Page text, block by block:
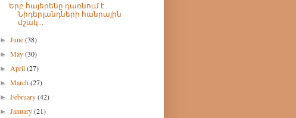
Երբ հայերենը դառնում է
Նիդերլանդների հանրային
մշակ...
►June(38)
►May(30)
►April(27)
►March(27)
►February(42)
►January(21)